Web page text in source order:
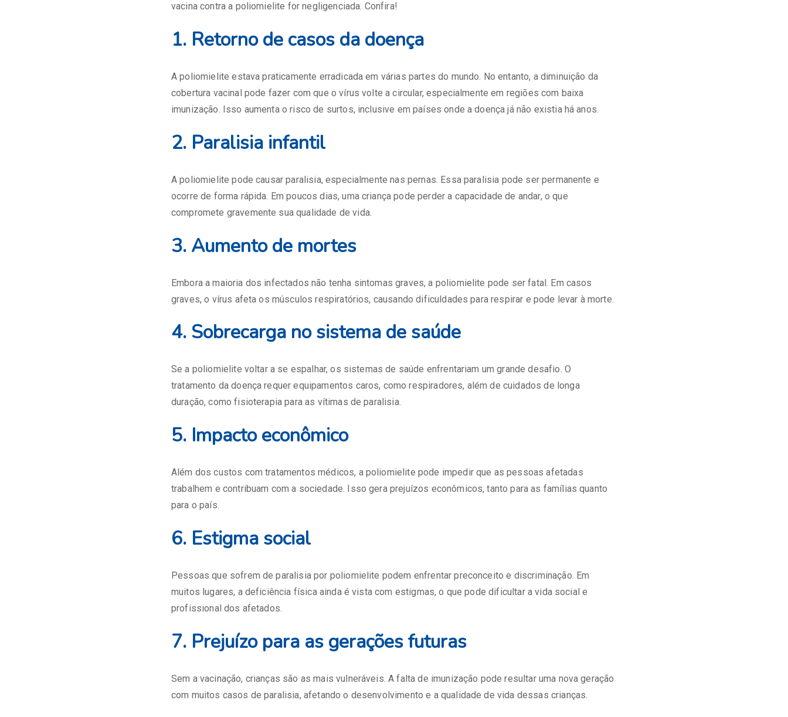
vacina contra a poliomielite for negligenciada. Confira!
1. Retorno de casos da doença
A poliomielite estava praticamente erradicada em várias partes do mundo. No entanto, a diminuição da
cobertura vacinal pode fazer com que o vírus volte a circular, especialmente em regiões com baixa
imunização. Isso aumenta o risco de surtos, inclusive em países onde a doença já não existia há anos.
2. Paralisia infantil
A poliomielite pode causar paralisia, especialmente nas pernas. Essa paralisia pode ser permanente e
ocorre de forma rápida. Em poucos dias, uma criança pode perder a capacidade de andar, o que
compromete gravemente sua qualidade de vida.
3. Aumento de mortes
Embora a maioria dos infectados não tenha sintomas graves, a poliomielite pode ser fatal. Em casos
graves, o vírus afeta os músculos respiratórios, causando dificuldades para respirar e pode levar à morte.
4. Sobrecarga no sistema de saúde
Se a poliomielite voltar a se espalhar, os sistemas de saúde enfrentariam um grande desafio. O
tratamento da doença requer equipamentos caros, como respiradores, além de cuidados de longa
duração, como fisioterapia para as vítimas de paralisia.
5. Impacto econômico
Além dos custos com tratamentos médicos, a poliomielite pode impedir que as pessoas afetadas
trabalhem e contribuam com a sociedade. Isso gera prejuízos econômicos, tanto para as famílias quanto
para o país.
6. Estigma social
Pessoas que sofrem de paralisia por poliomielite podem enfrentar preconceito e discriminação. Em
muitos lugares, a deficiência física ainda é vista com estigmas, o que pode dificultar a vida social e
profissional dos afetados.
7. Prejuízo para as gerações futuras
Sem a vacinação, crianças são as mais vulneráveis. A falta de imunização pode resultar uma nova geração
com muitos casos de paralisia, afetando o desenvolvimento e a qualidade de vida dessas crianças.